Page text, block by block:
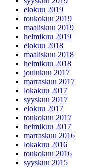
elokuu 2019
toukokuu 2019
maaliskuu 2019
helmikuu 2019
elokuu 2018
maaliskuu 2018
helmikuu 2018
joulukuu 2017
marraskuu 2017
lokakuu 2017
syyskuu 2017
elokuu 2017
toukokuu 2017
helmikuu 2017
marraskuu 2016
lokakuu 2016
toukokuu 2016
syyskuu 2015